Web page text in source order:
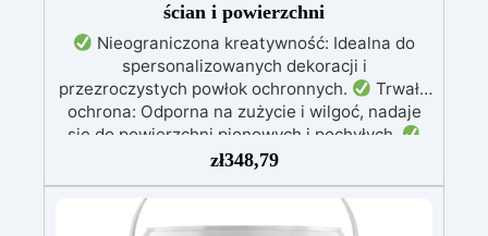
ścian i powierzchni
Nieograniczona kreatywność: Idealna do
spersonalizowanych dekoracji i
przezroczystych powłok ochronnych.
Trwała
ochrona: Odporna na zużycie i wilgoć, nadaje
się do powierzchni pionowych i pochyłych.
Błyszcząca i naprawcza: Jedna warstwa
zapewnia gładką, lśniącą powierzchnię
chronioną przed infiltracją.
Możliwość
barwienia: Kompatybilna z barwnikami i
zł348,79